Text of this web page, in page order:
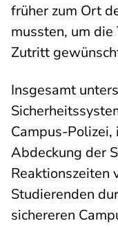
früher zum Ort
mussten, um
Zutritt
Insgesamt
Campus-Polizei,
Abdeckung der
Reaktionszeiten
Studierenden
sichereren